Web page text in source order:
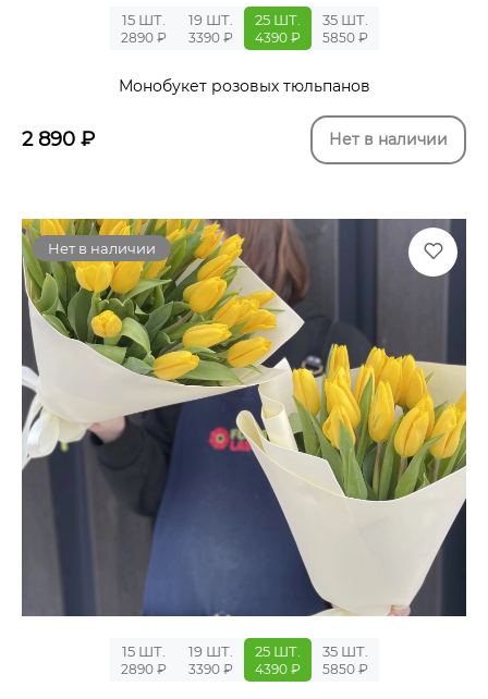
15 ШТ.
2890 ₽
19 ШТ.
3390 ₽
25 ШТ.
4390 ₽
35 ШТ.
5850 ₽
Монобукет розовых тюльпанов
2 890 ₽ Нет в наличии
Нет в наличии
15 ШТ.
2890 ₽
19 ШТ.
3390 ₽
25 ШТ.
4390 ₽
35 ШТ.
5850 ₽